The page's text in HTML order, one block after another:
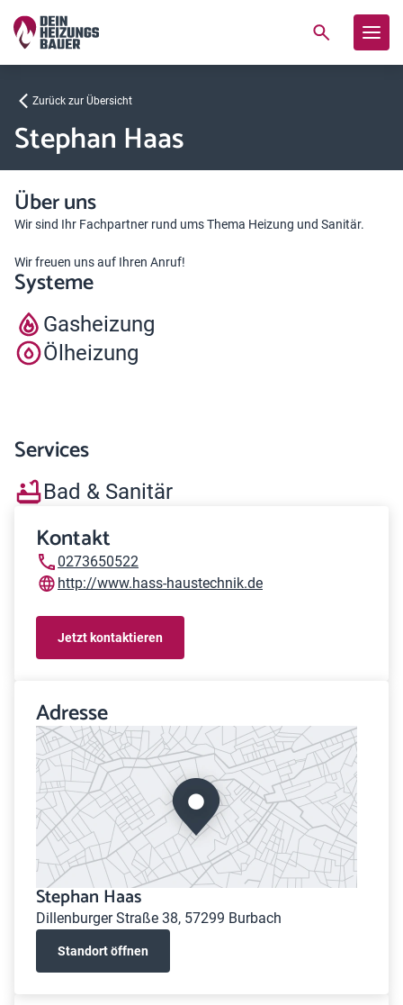
Zurück zur Übersicht
Stephan Haas
Über uns
Wir sind Ihr Fachpartner rund ums Thema Heizung und Sanitär.
Wir freuen uns auf Ihren Anruf!
Systeme
Gasheizung
Ölheizung
Services
Bad & Sanitär
Kontakt
0273650522
http://www.hass-haustechnik.de
Jetzt kontaktieren
Adresse
Stephan Haas
Dillenburger Straße 38, 57299 Burbach
Standort öffnen